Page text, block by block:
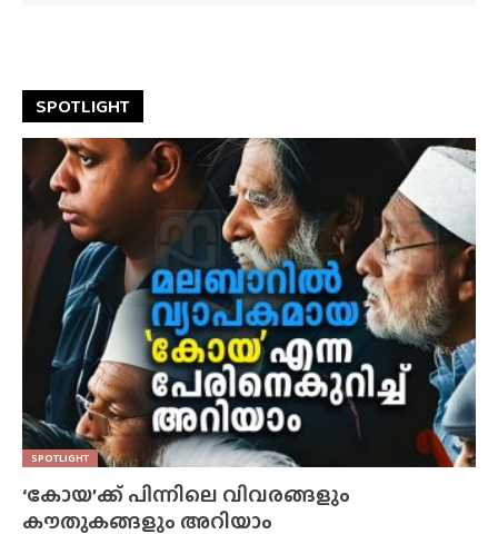
SPOTLIGHT
SPOTLIGHT
‘കോയ’ക്ക് പിന്നിലെ വിവരങ്ങളും
കൗതുകങ്ങളും അറിയാം